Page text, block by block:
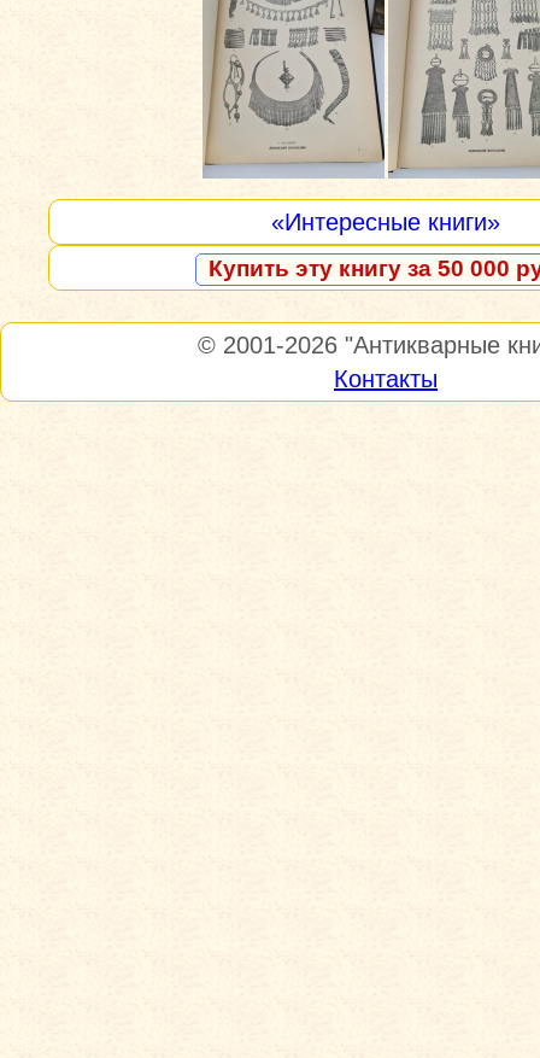
«Интересные книги»
Купить эту книгу за 50 000
© 2001-2026 "Антикварные
Контакты